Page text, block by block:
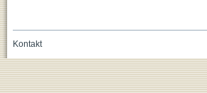
Kontakt